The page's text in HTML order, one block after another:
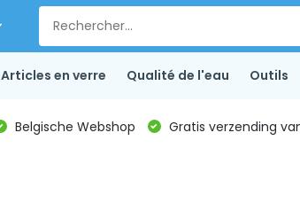
Articles en verre Qualité de l'eau Outils
Belgische Webshop Gratis verzending